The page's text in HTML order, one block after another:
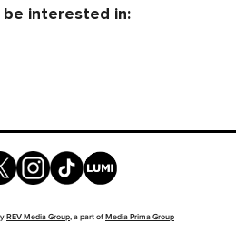
be interested in:
REV Media Group, a part ofMedia Prima Group